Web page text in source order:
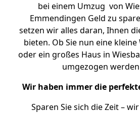
bei einem Umzug von
Emmendingen Geld zu
setzen wir alles daran, Ihnen
bieten. Ob Sie nun eine
oder ein großes Haus in
umgezogen
Wir haben immer die
Sparen Sie sich die Zeit –